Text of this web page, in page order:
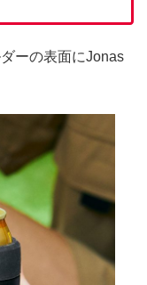
ーの表面にJonas